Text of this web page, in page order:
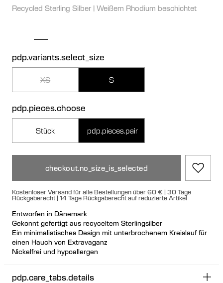
Recycled Sterling Silber | Weißem Rhodium beschichtet
pdp.variants.select_size
XS S
pdp.pieces.choose
Stück pdp.pieces.pair
checkout.no_size_is_selected
Kostenloser Versand für alle Bestellungen über 60 € | 30 Tage
Rückgaberecht | 14 Tage Rückgaberecht auf reduzierte Artikel
Entworfen in Dänemark
Gekonnt gefertigt aus recyceltem Sterlingsilber
Ein minimalistisches Design mit unterbrochenem Kreislauf für
einen Hauch von Extravaganz
Nickelfrei und hypoallergen
pdp.care_tabs.details